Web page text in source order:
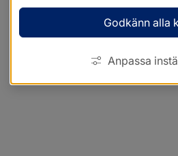
Godkänn alla
Anpassa